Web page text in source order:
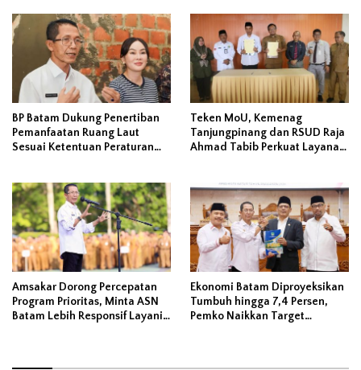
BP Batam Dukung Penertiban
Pemanfaatan Ruang Laut
Sesuai Ketentuan Peraturan
Teken MoU, Kemenag
Tanjungpinang dan RSUD Raja
Ahmad Tabib Perkuat Layanan
Amsakar Dorong Percepatan
Program Prioritas, Minta ASN
Batam Lebih Responsif Layani
Ekonomi Batam Diproyeksikan
Tumbuh hingga 7,4 Persen,
Pemko Naikkan Target